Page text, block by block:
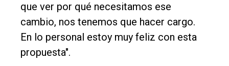
que ver por qué necesitamos ese
cambio, nos tenemos que hacer cargo.
En lo personal estoy muy feliz con esta
propuesta".